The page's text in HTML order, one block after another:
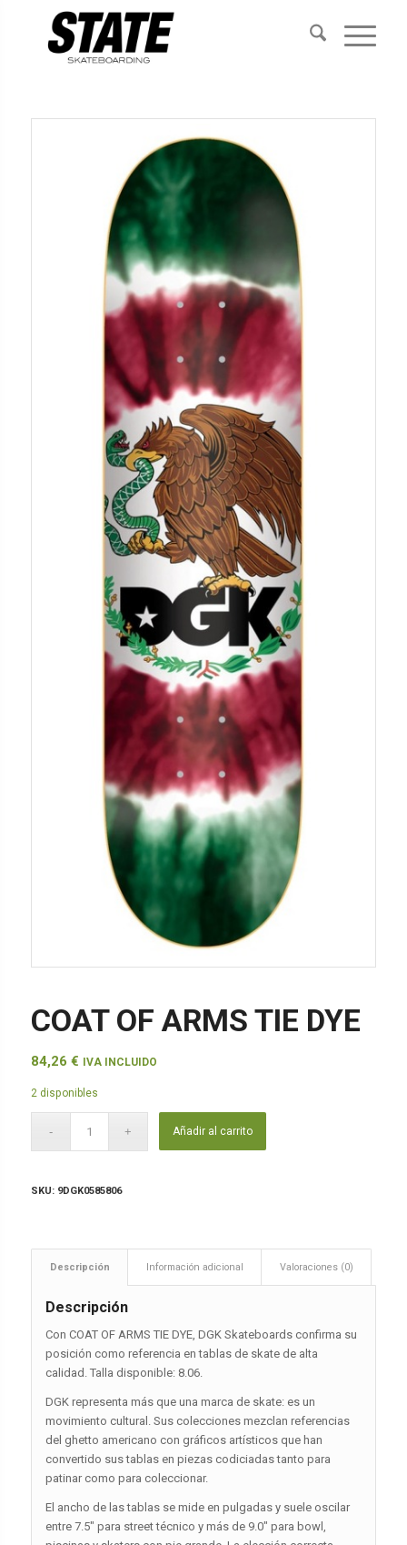
COAT OF ARMS TIE DYE
84,26 € IVA INCLUIDO
2 disponibles
Añadir al carrito
SKU: 9DGK0585806
Descripción Información adicional Valoraciones (0)
Descripción
Con COAT OF ARMS TIE DYE, DGK Skateboards confirma su
posición como referencia en tablas de skate de alta
calidad. Talla disponible: 8.06.
DGK representa más que una marca de skate: es un
movimiento cultural. Sus colecciones mezclan referencias
del ghetto americano con gráficos artísticos que han
convertido sus tablas en piezas codiciadas tanto para
patinar como para coleccionar.
El ancho de las tablas se mide en pulgadas y suele oscilar
entre 7.5″ para street técnico y más de 9.0″ para bowl,